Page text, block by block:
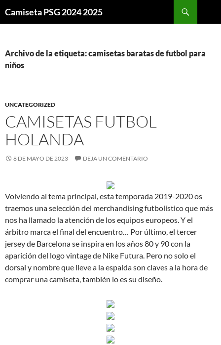
Camiseta PSG 2024 2025
Archivo de la etiqueta: camisetas baratas de futbol para
niños
UNCATEGORIZED
CAMISETAS FUTBOL
HOLANDA
8 DE MAYO DE 2023 DEJA UN COMENTARIO
Volviendo al tema principal, esta temporada 2019-2020 os
traemos una selección del merchandising futbolístico que más
nos ha llamado la atención de los equipos europeos. Y el
árbitro marca el final del encuentro… Por último, el tercer
jersey de Barcelona se inspira en los años 80 y 90 con la
aparición del logo vintage de Nike Futura. Pero no solo el
dorsal y nombre que lleve a la espalda son claves a la hora de
comprar una camiseta, también lo es su diseño.